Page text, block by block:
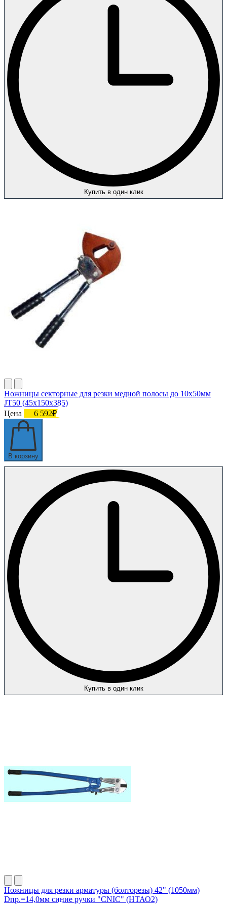
Купить в один клик
Ножницы секторные для резки медной полосы до 10х50мм
JТ50 (45х150х385)
Цена
6 592₽
В корзину
Купить в один клик
Ножницы для резки арматуры (болторезы) 42" (1050мм)
Dпр.=14,0мм синие ручки "CNIC" (НТАО2)